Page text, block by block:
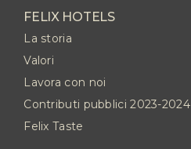
FELIX HOTELS
La storia
Valori
Lavora con noi
Contributi pubblici 2023-2024
Felix Taste